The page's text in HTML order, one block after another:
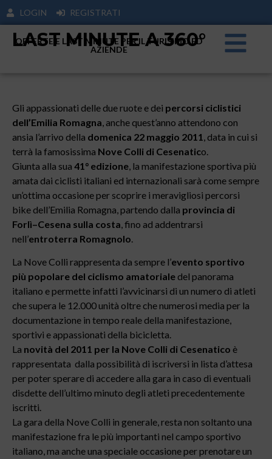
LOGIN REGISTRATI
LAST MINUTE A 360°
OFFERTE E LAST MINUTE PER IL TURISIMO ED
AZIENDE
Gli appassionati delle due ruote e dei percorsi ciclistici
dell’Emilia Romagna, anche quest’anno attendono con
ansia l’arrivo della domenica 22 maggio 2011, data in cui si
terrà la famosissima Nove Colli di Cesenatico.
Giunta alla sua 41° edizione, la manifestazione sportiva più
amata dai ciclisti italiani ed internazionali sarà come sempre
un’ottima occasione per scoprire i meravigliosi percorsi
bike dell’Emilia Romagna, partendo dalla provincia di
Forlì–Cesena sulla costa, fino ad addentrarsi
nell’entroterra Romagnolo.
La Nove Colli rappresenta da sempre l’evento sportivo
più popolare del ciclismo amatoriale del panorama
italiano e permette infatti l’avvicinarsi di un numero di atleti
che supera le 12.000 unità oltre che numerosi media per la
documentazione in tempo reale della manifestazione,
sportivi e appassionati della bicicletta.
La novità del 2011 per la Nove Colli di Cesenatico è
rappresentata dalla possibilità di iscriversi in lista d’attesa
per poter sperare di accedere alla gara in caso di eventuali
disdette dell’ultimo minuto degli atleti precedentemente
iscritti.
La gara della Nove Colli in generale, resta non soltanto una
manifestazione fra le più importanti nel campo sportivo
italiano, ma anche una speciale occasione per prenotare un